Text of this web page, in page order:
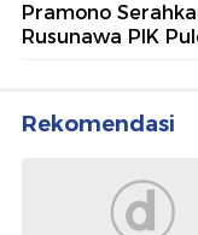
Pramono
Rusunawa PIK
Rekomendasi